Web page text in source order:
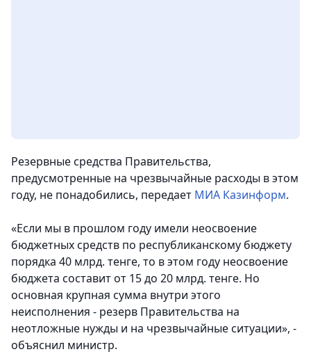
Резервные средства Правительства,
предусмотренные на чрезвычайные расходы в этом
году, не понадобились, передает МИА Казинформ.
«Если мы в прошлом году имели неосвоение
бюджетных средств по республиканскому бюджету
порядка 40 млрд. тенге, то в этом году неосвоение
бюджета составит от 15 до 20 млрд. тенге. Но
основная крупная сумма внутри этого
неисполнения - резерв Правительства на
неотложные нужды и на чрезвычайные ситуации», -
объяснил министр.